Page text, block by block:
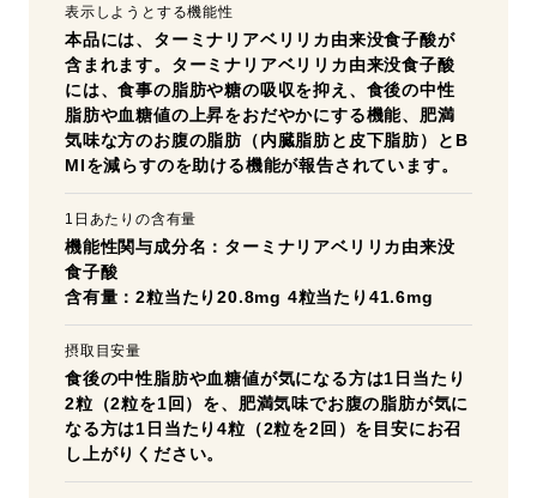
表示しようとする機能性
本品には、ターミナリアベリリカ由来没食子酸が
含まれます。ターミナリアベリリカ由来没食子酸
には、食事の脂肪や糖の吸収を抑え、食後の中性
脂肪や血糖値の上昇をおだやかにする機能、肥満
気味な方のお腹の脂肪（内臓脂肪と皮下脂肪）とB
MIを減らすのを助ける機能が報告されています。
1日あたりの含有量
機能性関与成分名：ターミナリアベリリカ由来没
食子酸
含有量：2粒当たり20.8mg 4粒当たり41.6mg
摂取目安量
食後の中性脂肪や血糖値が気になる方は1日当たり
2粒（2粒を1回）を、肥満気味でお腹の脂肪が気に
なる方は1日当たり4粒（2粒を2回）を目安にお召
し上がりください。